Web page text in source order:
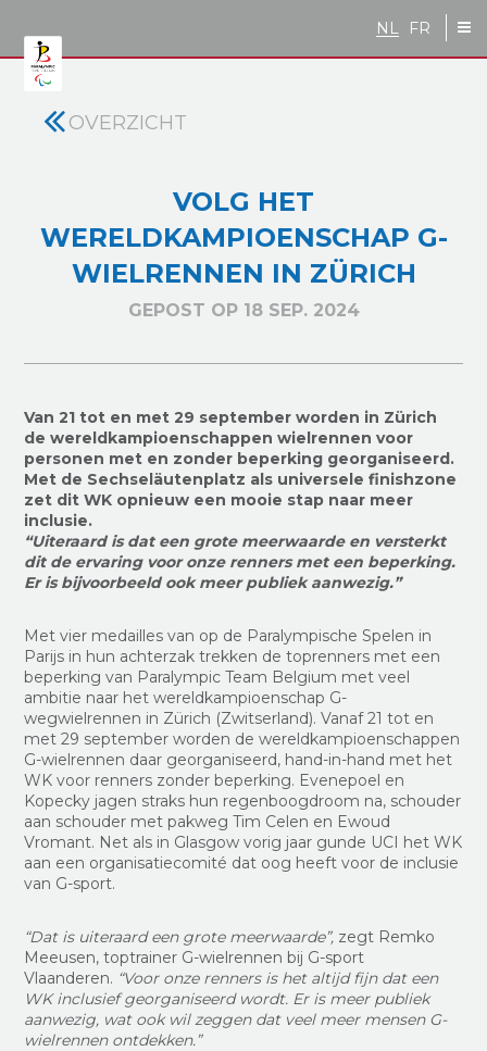
NL FR
OVERZICHT
VOLG HET
WERELDKAMPIOENSCHAP G-
WIELRENNEN IN ZÜRICH
GEPOST OP 18 SEP. 2024
Van 21 tot en met 29 september worden in Zürich
de wereldkampioenschappen wielrennen voor
personen met en zonder beperking georganiseerd.
Met de Sechseläutenplatz als universele finishzone
zet dit WK opnieuw een mooie stap naar meer
inclusie.
“Uiteraard is dat een grote meerwaarde en versterkt
dit de ervaring voor onze renners met een beperking.
Er is bijvoorbeeld ook meer publiek aanwezig.”
Met vier medailles van op de Paralympische Spelen in
Parijs in hun achterzak trekken de toprenners met een
beperking van Paralympic Team Belgium met veel
ambitie naar het wereldkampioenschap G-
wegwielrennen in Zürich (Zwitserland). Vanaf 21 tot en
met 29 september worden de wereldkampioenschappen
G-wielrennen daar georganiseerd, hand-in-hand met het
WK voor renners zonder beperking. Evenepoel en
Kopecky jagen straks hun regenboogdroom na, schouder
aan schouder met pakweg Tim Celen en Ewoud
Vromant. Net als in Glasgow vorig jaar gunde UCI het WK
aan een organisatiecomité dat oog heeft voor de inclusie
van G-sport.
“Dat is uiteraard een grote meerwaarde”, zegt Remko
Meeusen, toptrainer G-wielrennen bij G-sport
Vlaanderen. “Voor onze renners is het altijd fijn dat een
WK inclusief georganiseerd wordt. Er is meer publiek
aanwezig, wat ook wil zeggen dat veel meer mensen G-
wielrennen ontdekken.”